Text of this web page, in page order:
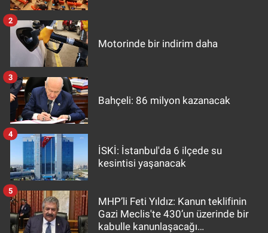
Motorinde bir indirim daha
2
Bahçeli: 86 milyon kazanacak
3
İSKİ: İstanbul'da 6 ilçede su
kesintisi yaşanacak
4
MHP’li Feti Yıldız: Kanun teklifinin
Gazi Meclis'te 430’un üzerinde bir
kabulle kanunlaşacağı
5